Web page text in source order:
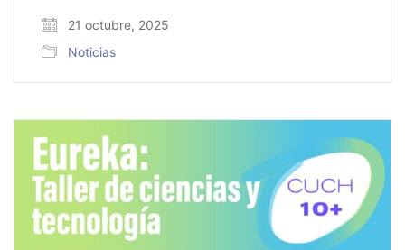
21 octubre, 2025
Noticias